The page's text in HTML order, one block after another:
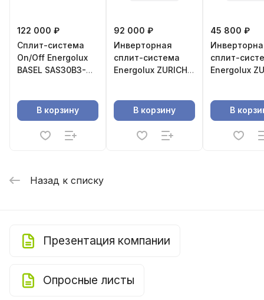
122 000 ₽
Сплит-система
On/Off Energolux
BASEL SAS30B3-
В корзину
92 000 ₽
Инверторная
сплит-система
Energolux ZURICH
В корзину
45 800 ₽
сплит-
Energolux
В
Назад к списку
Презентация компании
Опросные листы